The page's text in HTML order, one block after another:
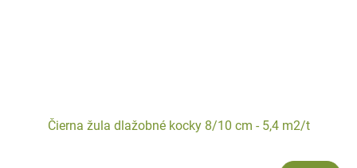
Čierna žula dlažobné kocky 8/10 cm - 5,4 m2/t